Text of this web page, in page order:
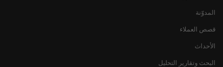
المدوّنة
قصص العملاء
الأحداث
البحث وتقارير التحليل